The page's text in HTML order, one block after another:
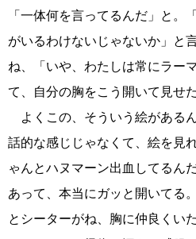
「一体何を言ってるんだ」と。
がいるわけないじゃないか」と
ね、「いや、わたしは常にラー
て、自分の胸をこう開いて見せ
よくこの、そういう絵がある
話的な感じじゃなくて、絵を見
ゃんとハヌマーン出血してるん
あって、本当にガッと開いてる
とシーターがね、胸に仲良くい